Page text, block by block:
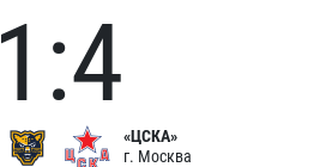
1:4
«ЦСКА»
г. Москва